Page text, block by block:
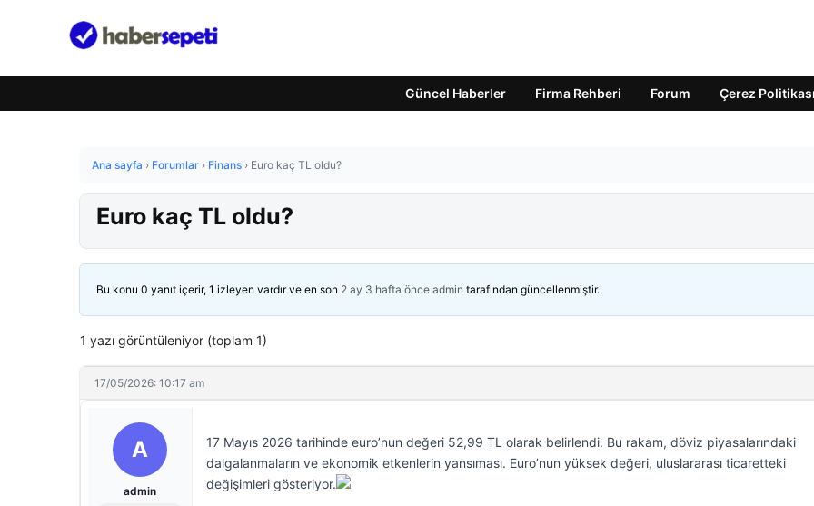
Güncel Haberler Firma Rehberi Forum Çerez Politikası
Ana sayfa › Forumlar › Finans › Euro kaç TL oldu?
Euro kaç TL oldu?
Bu konu 0 yanıt içerir, 1 izleyen vardır ve en son 2 ay 3 hafta önce admin tarafından güncellenmiştir.
1 yazı görüntüleniyor (toplam 1)
17/05/2026: 10:17 am
A
admin
17 Mayıs 2026 tarihinde euro’nun değeri 52,99 TL olarak belirlendi. Bu rakam, döviz piyasalarındaki
dalgalanmaların ve ekonomik etkenlerin yansıması. Euro’nun yüksek değeri, uluslararası ticaretteki
değişimleri gösteriyor.